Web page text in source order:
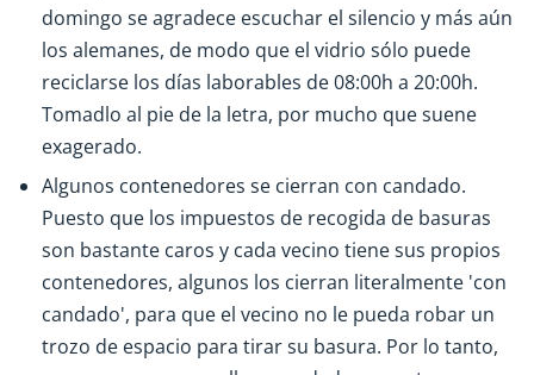
domingo se agradece escuchar el silencio y más aún
los alemanes, de modo que el vidrio sólo puede
reciclarse los días laborables de 08:00h a 20:00h.
Tomadlo al pie de la letra, por mucho que suene
exagerado.
Algunos contenedores se cierran con candado.
Puesto que los impuestos de recogida de basuras
son bastante caros y cada vecino tiene sus propios
contenedores, algunos los cierran literalmente 'con
candado', para que el vecino no le pueda robar un
trozo de espacio para tirar su basura. Por lo tanto,